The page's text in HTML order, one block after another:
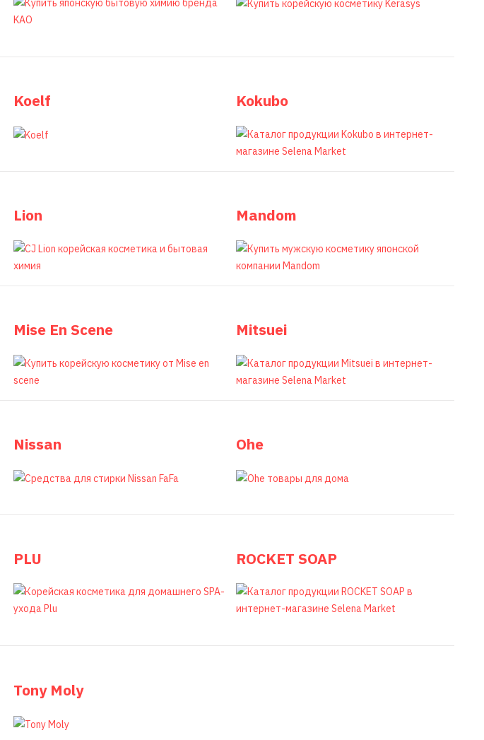
Koelf Kokubo
Lion Mandom
Mise En Scene Mitsuei
Nissan Ohe
PLU ROCKET SOAP
Tony Moly